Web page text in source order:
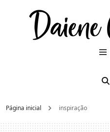
Página inicial inspiração